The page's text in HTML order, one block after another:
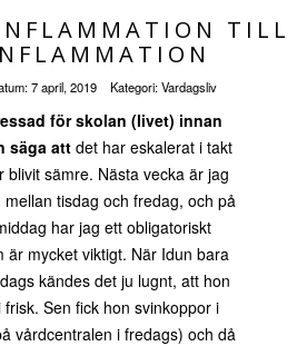
TILL
7 april, 2019 Kategori:Vardagsliv
för skolan (livet) innan
säga attdet har eskalerat i takt
blivit sämre. Nästa vecka är jag
tisdag och fredag, och på
har jag ett obligatoriskt
är mycket viktigt. När Idun bara
kändes det ju lugnt, att hon
Sen fick hon svinkoppor i
vårdcentralen i fredags) och då